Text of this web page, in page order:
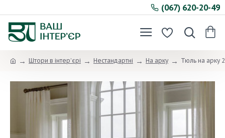
(067) 620-20-49
Штори в інтер’єрі Нестандартні На арку Тюль на арку